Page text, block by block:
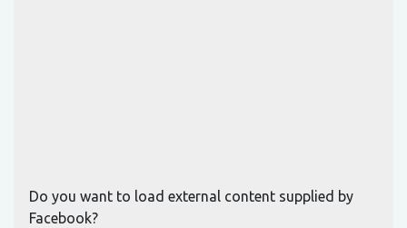
Do you want to load external content supplied by
Facebook?